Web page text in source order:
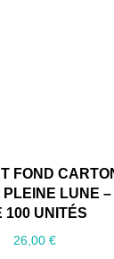
FOND
PLEINE LUNE
100 UNITÉS
26,00 €